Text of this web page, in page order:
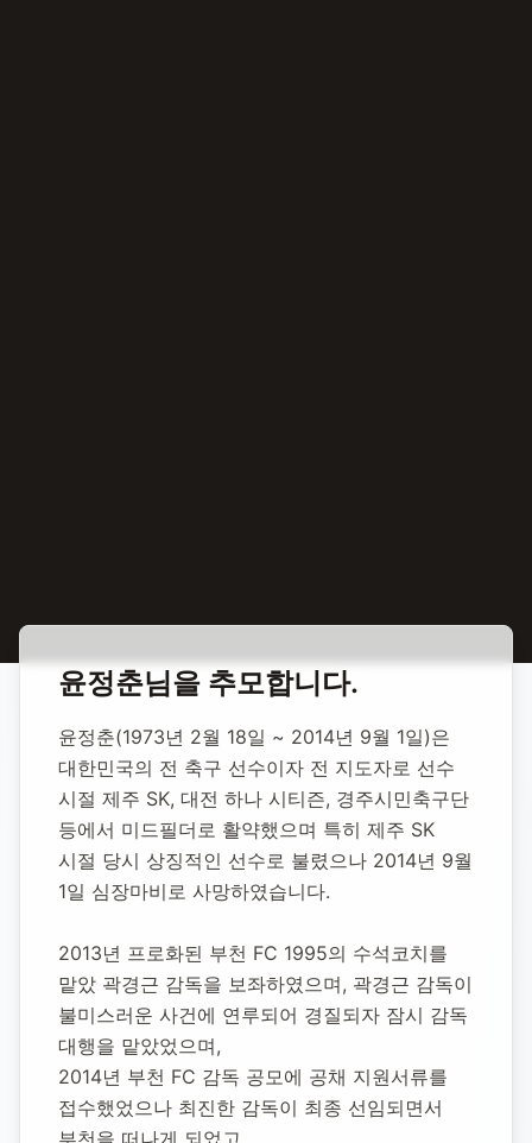
합동 추모 윤정춘 축구감독
윤정춘 축구감독
1973년 2월 18일-2014년 9월 1일(향년 41세)
추모소 개설:2020년 11월 12일
76,558명 방문
윤정춘님을 추모합니다.
윤정춘(1973년 2월 18일 ~ 2014년 9월 1일)은
대한민국의 전 축구 선수이자 전 지도자로 선수
시절 제주 SK, 대전 하나 시티즌, 경주시민축구단
등에서 미드필더로 활약했으며 특히 제주 SK
시절 당시 상징적인 선수로 불렸으나 2014년 9월
1일 심장마비로 사망하였습니다.
2013년 프로화된 부천 FC 1995의 수석코치를
맡았 곽경근 감독을 보좌하였으며, 곽경근 감독이
불미스러운 사건에 연루되어 경질되자 잠시 감독
대행을 맡았었으며,
2014년 부천 FC 감독 공모에 공채 지원서류를
접수했었으나 최진한 감독이 최종 선임되면서
부천을 떠나게 되었고,